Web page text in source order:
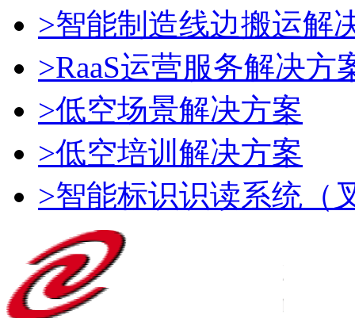
>智能制造线边搬运解
>RaaS运营服务解决方
>低空场景解决方案
>低空培训解决方案
>智能标识识读系统（